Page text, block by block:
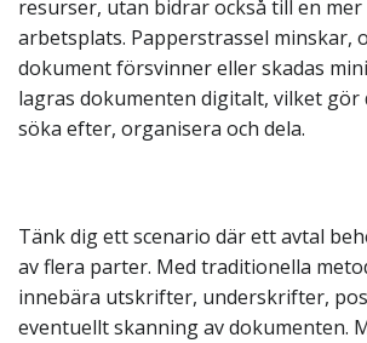
resurser, utan bidrar också till en
arbetsplats. Papperstrassel minskar,
dokument försvinner eller skadas
lagras dokumenten digitalt, vilket gör
söka efter, organisera och dela.
Tänk dig ett scenario där ett avtal
av flera parter. Med traditionella
innebära utskrifter, underskrifter,
eventuellt skanning av dokumenten.